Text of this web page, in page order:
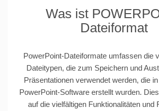
Was ist
Dateiformat
PowerPoint-Dateiformate umfassen die
Dateitypen, die zum Speichern und
Präsentationen verwendet werden, die
PowerPoint-Software erstellt wurden.
auf die vielfältigen Funktionalitäten und